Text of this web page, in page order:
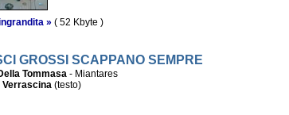
» ( 52 Kbyte )
GROSSI SCAPPANO SEMPRE
Tommasa - Miantares
Verrascina (testo)